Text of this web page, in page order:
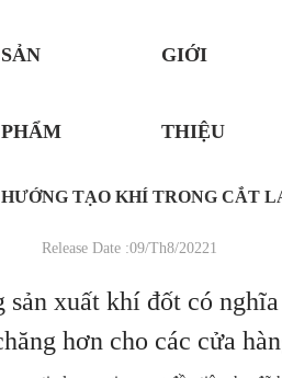
SẢN
PHẨM
GIỚI
THIỆU
TẠO KHÍ TRONG CẮT
Release Date :09/Th8/20221
xuất khí đốt có
hơn cho các cửa